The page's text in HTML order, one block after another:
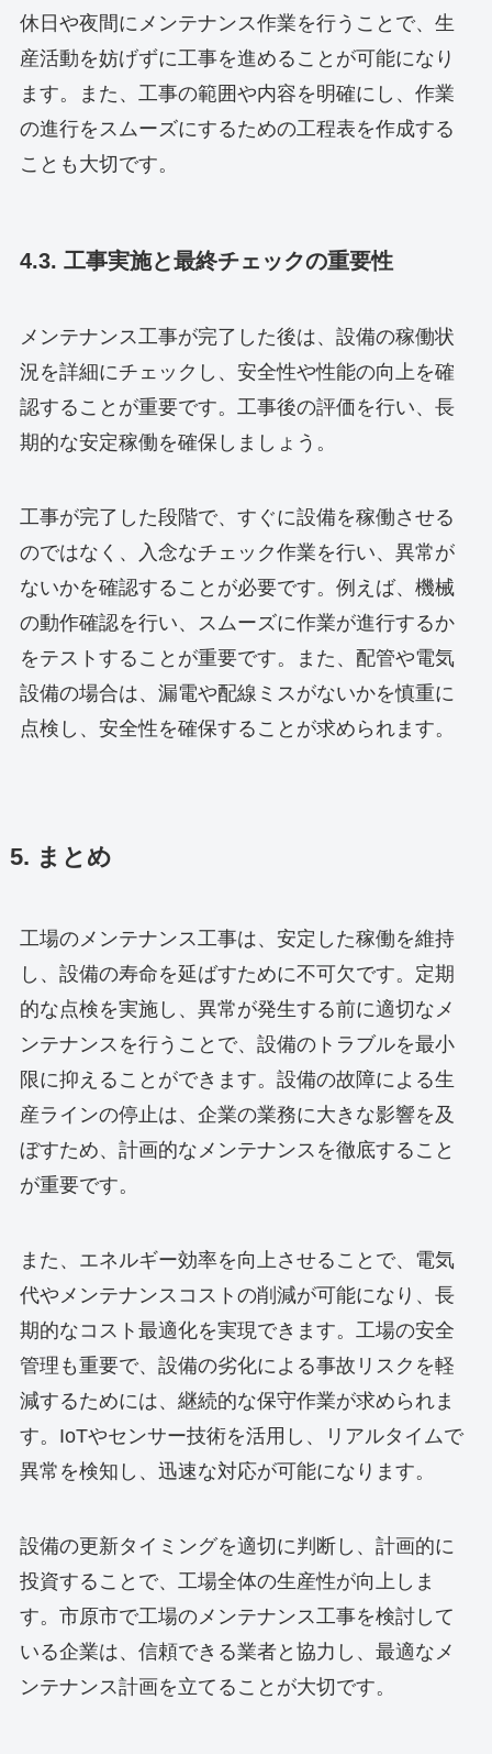
休日や夜間にメンテナンス作業を行うことで、生
産活動を妨げずに工事を進めることが可能になり
ます。また、工事の範囲や内容を明確にし、作業
の進行をスムーズにするための工程表を作成する
ことも大切です。
4.3. 工事実施と最終チェックの重要性
メンテナンス工事が完了した後は、設備の稼働状
況を詳細にチェックし、安全性や性能の向上を確
認することが重要です。工事後の評価を行い、長
期的な安定稼働を確保しましょう。
工事が完了した段階で、すぐに設備を稼働させる
のではなく、入念なチェック作業を行い、異常が
ないかを確認することが必要です。例えば、機械
の動作確認を行い、スムーズに作業が進行するか
をテストすることが重要です。また、配管や電気
設備の場合は、漏電や配線ミスがないかを慎重に
点検し、安全性を確保することが求められます。
5. まとめ
工場のメンテナンス工事は、安定した稼働を維持
し、設備の寿命を延ばすために不可欠です。定期
的な点検を実施し、異常が発生する前に適切なメ
ンテナンスを行うことで、設備のトラブルを最小
限に抑えることができます。設備の故障による生
産ラインの停止は、企業の業務に大きな影響を及
ぼすため、計画的なメンテナンスを徹底すること
が重要です。
また、エネルギー効率を向上させることで、電気
代やメンテナンスコストの削減が可能になり、長
期的なコスト最適化を実現できます。工場の安全
管理も重要で、設備の劣化による事故リスクを軽
減するためには、継続的な保守作業が求められま
す。IoTやセンサー技術を活用し、リアルタイムで
異常を検知し、迅速な対応が可能になります。
設備の更新タイミングを適切に判断し、計画的に
投資することで、工場全体の生産性が向上しま
す。市原市で工場のメンテナンス工事を検討して
いる企業は、信頼できる業者と協力し、最適なメ
ンテナンス計画を立てることが大切です。